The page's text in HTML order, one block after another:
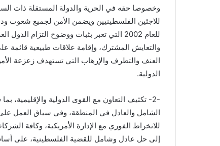
وخصوصا حقه في الحرية والدولة المستقلة ذات
للاجئين الفلسطينيين ويضمن الأمن لجميع شعوب
للعام 2002 التي تعبر بثبات ووضوح التزام
والتعايش المشترك، وإقامة علاقات طبيعية قائمة
العنف والتطرف والإرهاب التي تستهدف زعزعة الأمن
الدولية.
-2- تكثيف التعاون مع القوى الدولية والإقليمية،
الشامل والعادل في المنطقة، وفي سياق العمل على
للانخراط الفوري مع الإدارة الأمريكية، وكافة
إلى حل عادل وشامل للقضية الفلسطينية، على أساس